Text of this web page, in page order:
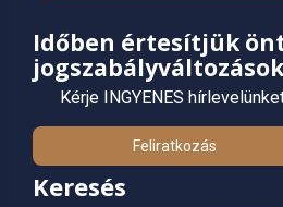
Időben értesítjük
Kérje INGYENES
Feliratkozás
Keresés